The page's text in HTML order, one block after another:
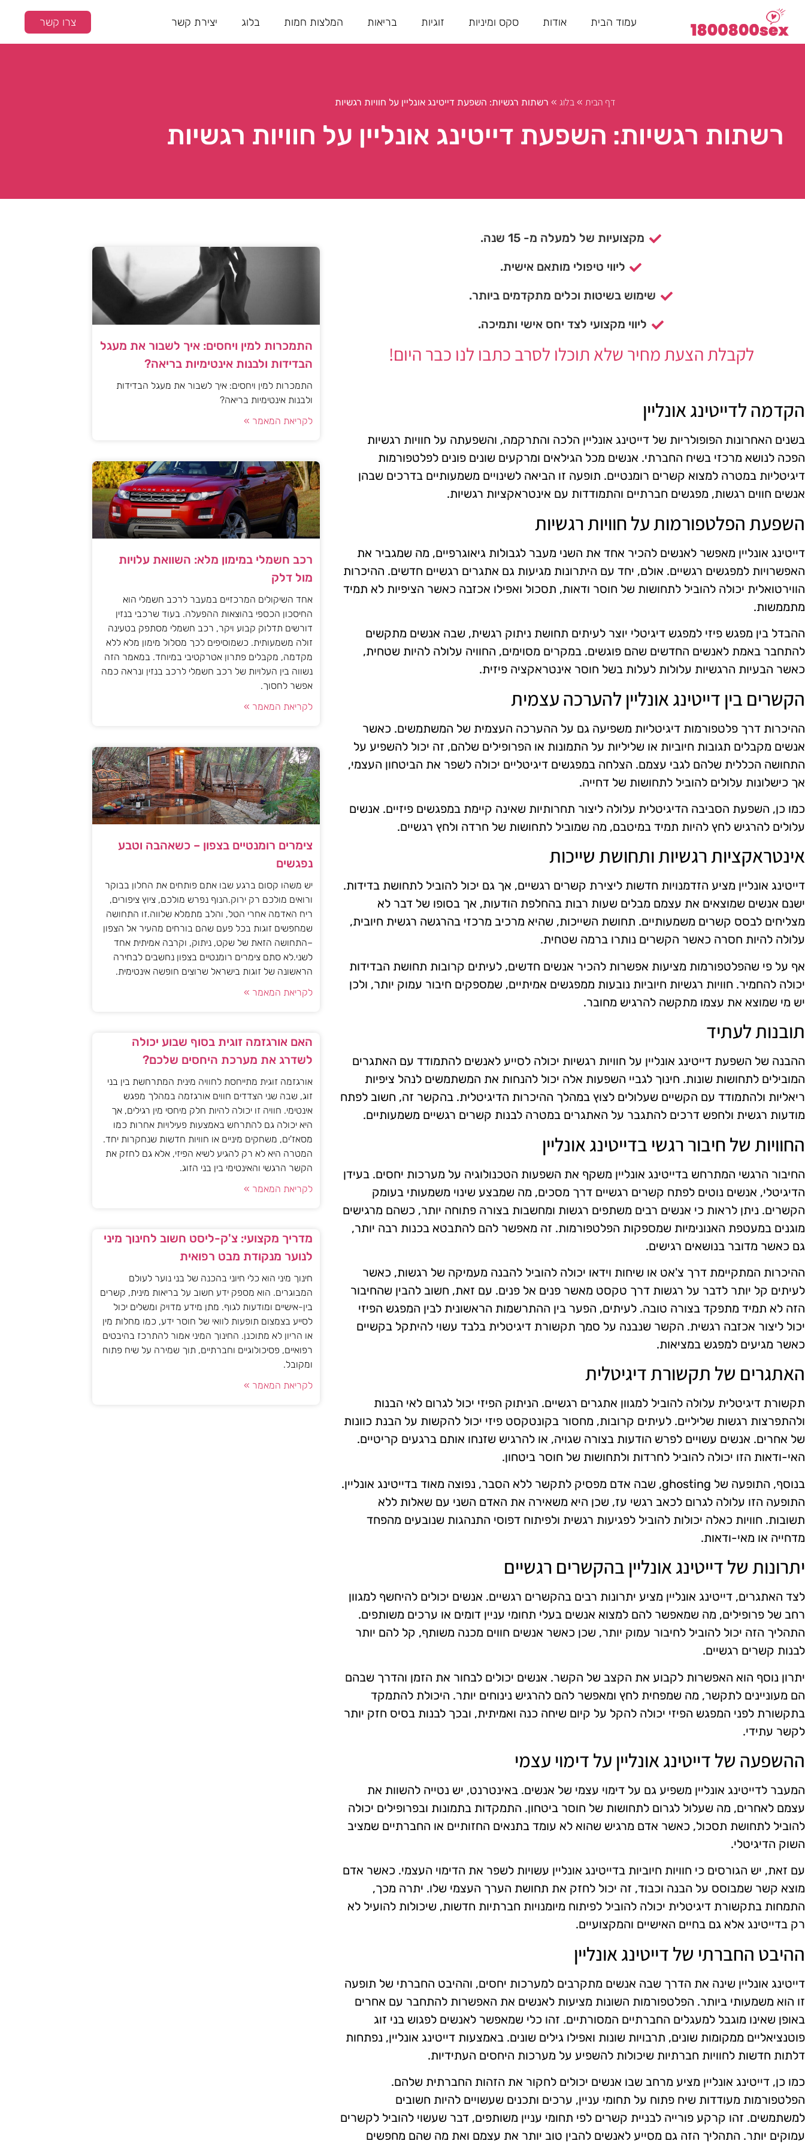
עמוד הבית אודות סקס ומיניות זוגיות בריאות המלצות חמות בלוג יצירת קשר צרו קשר
דף הבית »בלוג » רשתות רגשיות: השפעת דייטינג אונליין על חוויות רגשיות
רשתות רגשיות: השפעת דייטינג אונליין על חוויות רגשיות
מקצועיות של למעלה מ- 15 שנה.
ליווי טיפולי מותאם אישית.
שימוש בשיטות וכלים מתקדמים ביותר.
ליווי מקצועי לצד יחס אישי ותמיכה.
לקבלת הצעת מחיר שלא תוכלו לסרב כתבו לנו כבר היום!
הקדמה לדייטינג אונליין
בשנים האחרונות הפופולריות של דייטינג אונליין הלכה והתרקמה, והשפעתה על חוויות רגשיות
הפכה לנושא מרכזי בשיח החברתי. אנשים מכל הגילאים ומרקעים שונים פונים לפלטפורמות
דיגיטליות במטרה למצוא קשרים רומנטיים. תופעה זו הביאה לשינויים משמעותיים בדרכים שבהן
אנשים חווים רגשות, מפגשים חברתיים והתמודדות עם אינטראקציות רגשיות.
השפעת הפלטפורמות על חוויות רגשיות
דייטינג אונליין מאפשר לאנשים להכיר אחד את השני מעבר לגבולות גיאוגרפיים, מה שמגביר את
האפשרויות למפגשים רגשיים. אולם, יחד עם היתרונות מגיעות גם אתגרים רגשיים חדשים. ההיכרות
הווירטואלית יכולה להוביל לתחושות של חוסר ודאות, תסכול ואפילו אכזבה כאשר הציפיות לא תמיד
מתממשות.
ההבדל בין מפגש פיזי למפגש דיגיטלי יוצר לעיתים תחושת ניתוק רגשית, שבה אנשים מתקשים
להתחבר באמת לאנשים החדשים שהם פוגשים. במקרים מסוימים, החוויה עלולה להיות שטחית,
כאשר הבעיות הרגשיות עלולות לעלות בשל חוסר אינטראקציה פיזית.
הקשרים בין דייטינג אונליין להערכה עצמית
ההיכרות דרך פלטפורמות דיגיטליות משפיעה גם על ההערכה העצמית של המשתמשים. כאשר
אנשים מקבלים תגובות חיוביות או שליליות על התמונות או הפרופילים שלהם, זה יכול להשפיע על
התחושה הכללית שלהם לגבי עצמם. הצלחה במפגשים דיגיטליים יכולה לשפר את הביטחון העצמי,
אך כישלונות עלולים להוביל לתחושות של דחייה.
כמו כן, השפעת הסביבה הדיגיטלית עלולה ליצור תחרותיות שאינה קיימת במפגשים פיזיים. אנשים
עלולים להרגיש לחץ להיות תמיד במיטבם, מה שמוביל לתחושות של חרדה ולחץ רגשיים.
אינטראקציות רגשיות ותחושת שייכות
דייטינג אונליין מציע הזדמנויות חדשות ליצירת קשרים רגשיים, אך גם יכול להוביל לתחושת בדידות.
ישנם אנשים שמוצאים את עצמם מבלים שעות רבות בהחלפת הודעות, אך בסופו של דבר לא
מצליחים לבסס קשרים משמעותיים. תחושת השייכות, שהיא מרכיב מרכזי בהרגשה רגשית חיובית,
עלולה להיות חסרה כאשר הקשרים נותרו ברמה שטחית.
אף על פי שהפלטפורמות מציעות אפשרות להכיר אנשים חדשים, לעיתים קרובות תחושת הבדידות
יכולה להחמיר. חוויות רגשיות חיוביות נובעות ממפגשים אמיתיים, שמספקים חיבור עמוק יותר, ולכן
יש מי שמוצא את עצמו מתקשה להרגיש מחובר.
תובנות לעתיד
ההבנה של השפעת דייטינג אונליין על חוויות רגשיות יכולה לסייע לאנשים להתמודד עם האתגרים
המובילים לתחושות שונות. חינוך לגביי השפעות אלה יכול להנחות את המשתמשים לנהל ציפיות
ריאליות ולהתמודד עם הקשיים שעלולים לצוץ במהלך ההיכרות הדיגיטלית. בהקשר זה, חשוב לפתח
מודעות רגשית ולחפש דרכים להתגבר על האתגרים במטרה לבנות קשרים רגשיים משמעותיים.
החוויות של חיבור רגשי בדייטינג אונליין
החיבור הרגשי המתרחש בדייטינג אונליין משקף את השפעות הטכנולוגיה על מערכות יחסים. בעידן
הדיגיטלי, אנשים נוטים לפתח קשרים רגשיים דרך מסכים, מה שמבצע שינוי משמעותי בעומק
הקשרים. ניתן לראות כי אנשים רבים משתפים רגשות ומחשבות בצורה פתוחה יותר, כשהם מרגישים
מוגנים במעטפת האנונימיות שמספקות הפלטפורמות. זה מאפשר להם להתבטא בכנות רבה יותר,
גם כאשר מדובר בנושאים רגישים.
ההיכרות המתקיימת דרך צ'אט או שיחות וידאו יכולה להוביל להבנה מעמיקה של רגשות, כאשר
לעיתים קל יותר לדבר על רגשות דרך טקסט מאשר פנים אל פנים. עם זאת, חשוב להבין שהחיבור
הזה לא תמיד מתפקד בצורה טובה. לעיתים, הפער בין ההתרשמות הראשונית לבין המפגש הפיזי
יכול ליצור אכזבה רגשית. הקשר שנבנה על סמך תקשורת דיגיטלית בלבד עשוי להיתקל בקשיים
כאשר מגיעים למפגש במציאות.
האתגרים של תקשורת דיגיטלית
תקשורת דיגיטלית עלולה להוביל למגוון אתגרים רגשיים. הניתוק הפיזי יכול לגרום לאי הבנות
ולהתפרצות רגשות שליליים. לעיתים קרובות, מחסור בקונטקסט פיזי יכול להקשות על הבנת כוונות
של אחרים. אנשים עשויים לפרש הודעות בצורה שגויה, או להרגיש שזנחו אותם ברגעים קריטיים.
האי-ודאות הזו יכולה להוביל לחרדות ולתחושות של חוסר ביטחון.
בנוסף, התופעה של ghosting, שבה אדם מפסיק לתקשר ללא הסבר, נפוצה מאוד בדייטינג אונליין.
התופעה הזו עלולה לגרום לכאב רגשי עז, שכן היא משאירה את האדם השני עם שאלות ללא
תשובות. חוויות כאלה יכולות להוביל לפגיעות רגשית ולפיתוח דפוסי התנהגות שנובעים מהפחד
מדחייה או מאי-ודאות.
יתרונות של דייטינג אונליין בהקשרים רגשיים
לצד האתגרים, דייטינג אונליין מציע יתרונות רבים בהקשרים רגשיים. אנשים יכולים להיחשף למגוון
רחב של פרופילים, מה שמאפשר להם למצוא אנשים בעלי תחומי עניין דומים או ערכים משותפים.
התהליך הזה יכול להוביל לחיבור עמוק יותר, שכן כאשר אנשים חווים מכנה משותף, קל להם יותר
לבנות קשרים רגשיים.
יתרון נוסף הוא האפשרות לקבוע את הקצב של הקשר. אנשים יכולים לבחור את הזמן והדרך שבהם
הם מעוניינים לתקשר, מה שמפחית לחץ ומאפשר להם להרגיש נינוחים יותר. היכולת להתמקד
בתקשורת לפני המפגש הפיזי יכולה להקל על קיום שיחה כנה ואמיתית, ובכך לבנות בסיס חזק יותר
לקשר עתידי.
ההשפעה של דייטינג אונליין על דימוי עצמי
המעבר לדייטינג אונליין משפיע גם על דימוי עצמי של אנשים. באינטרנט, יש נטייה להשוות את
עצמם לאחרים, מה שעלול לגרום לתחושות של חוסר ביטחון. התמקדות בתמונות ובפרופילים יכולה
להוביל לתחושת תסכול, כאשר אדם מרגיש שהוא לא עומד בתנאים החזותיים או החברתיים שמציב
השוק הדיגיטלי.
עם זאת, יש הגורסים כי חוויות חיוביות בדייטינג אונליין עשויות לשפר את הדימוי העצמי. כאשר אדם
מוצא קשר שמבוסס על הבנה וכבוד, זה יכול לחזק את תחושת הערך העצמי שלו. יתרה מכך,
התמחות בתקשורת דיגיטלית יכולה להוביל לפיתוח מיומנויות חברתיות חדשות, שיכולות להועיל לא
רק בדייטינג אלא גם בחיים האישיים והמקצועיים.
ההיבט החברתי של דייטינג אונליין
דייטינג אונליין שינה את הדרך שבה אנשים מתקרבים למערכות יחסים, וההיבט החברתי של תופעה
זו הוא משמעותי ביותר. הפלטפורמות השונות מציעות לאנשים את האפשרות להתחבר עם אחרים
באופן שאינו מוגבל למעגלים החברתיים המסורתיים. זהו כלי שמאפשר לאנשים לפגוש בני זוג
פוטנציאליים ממקומות שונים, תרבויות שונות ואפילו גילים שונים. באמצעות דייטינג אונליין, נפתחות
דלתות חדשות לחוויות חברתיות שיכולות להשפיע על מערכות היחסים העתידיות.
כמו כן, דייטינג אונליין מציע מרחב שבו אנשים יכולים לחקור את הזהות החברתית שלהם.
הפלטפורמות מעודדות שיח פתוח על תחומי עניין, ערכים ותכנים שעשויים להיות חשובים
למשתמשים. זהו קרקע פורייה לבניית קשרים לפי תחומי עניין משותפים, דבר שעשוי להוביל לקשרים
עמוקים יותר. התהליך הזה גם מסייע לאנשים להבין טוב יותר את עצמם ואת מה שהם מחפשים
התמכרות למין ויחסים: איך לשבור את מעגל
הבדידות ולבנות אינטימיות בריאה?
התמכרות למין ויחסים: איך לשבור את מעגל הבדידות
ולבנות אינטימיות בריאה?
לקריאת המאמר »
רכב חשמלי במימון מלא: השוואת עלויות
מול דלק
אחד השיקולים המרכזיים במעבר לרכב חשמלי הוא
החיסכון הכספי בהוצאות ההפעלה. בעוד שרכבי בנזין
דורשים תדלוק קבוע ויקר, רכב חשמלי מסתפק בטעינה
זולה משמעותית. כשמוסיפים לכך מסלול מימון מלא ללא
מקדמה, מקבלים פתרון אטרקטיבי במיוחד. במאמר הזה
נשווה בין העלויות של רכב חשמלי לרכב בנזין ונראה כמה
אפשר לחסוך.
לקריאת המאמר »
צימרים רומנטיים בצפון – כשאהבה וטבע
נפגשים
יש משהו קסום ברגע שבו אתם פותחים את החלון בבוקר
ורואים מולכם רק ירוק.הנוף נפרש מולכם, ציוץ ציפורים,
ריח האדמה אחרי הטל, והלב מתמלא שלווה.זו התחושה
שמחפשים זוגות בכל פעם שהם בורחים מהעיר אל הצפון
–התחושה הזאת של שקט, ניתוק, וקרבה אמיתית אחד
לשני.לא סתם צימרים רומנטיים בצפון נחשבים לבחירה
הראשונה של זוגות בישראל שרוצים חופשה אינטימית.
לקריאת המאמר »
האם אורגזמה זוגית בסוף שבוע יכולה
לשדרג את מערכת היחסים שלכם?
אורגזמה זוגית מתייחסת לחוויה מינית המתרחשת בין בני
זוג, שבה שני הצדדים חווים אורגזמה במהלך מפגש
אינטימי. חוויה זו יכולה להיות חלק מיחסי מין רגילים, אך
היא יכולה גם להתרחש באמצעות פעילויות אחרות כמו
מסאז'ים, משחקים מיניים או חוויות חדשות שנחקרות יחד.
המטרה היא לא רק להגיע לשיא הפיזי, אלא גם לחזק את
הקשר הרגשי והאינטימי בין בני הזוג.
לקריאת המאמר »
מדריך מקצועי: צ'ק-ליסט חשוב לחינוך מיני
לנוער מנקודת מבט רפואית
חינוך מיני הוא כלי חיוני בהכנה של בני נוער לעולם
המבוגרים. הוא מספק ידע חשוב על בריאות מינית, קשרים
בין-אישיים ומודעות לגוף. מתן מידע מדויק ומשלים יכול
לסייע בצמצום תופעות לוואי של חוסר ידע, כמו מחלות מין
או הריון לא מתוכנן. החינוך המיני אמור להתרכז בהיבטים
רפואיים, פסיכולוגיים וחברתיים, תוך שמירה על שיח פתוח
ומקובל.
לקריאת המאמר »